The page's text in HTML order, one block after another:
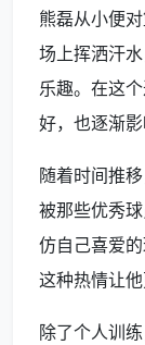
熊磊从小便
场上挥洒汗
乐趣。在这
好，也逐渐影
随着时间推
被那些优秀
仿自己喜爱
这种热情让
除了个人训